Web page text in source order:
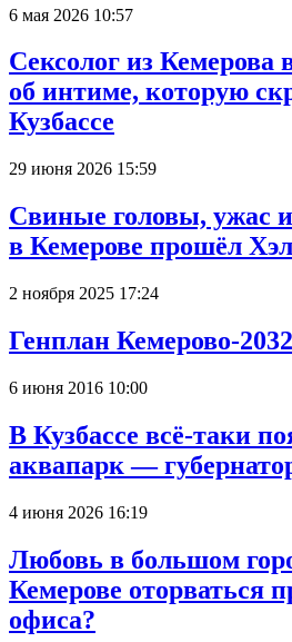
6 мая 2026 10:57
Сексолог из Кемерова
об интиме, которую
Кузбассе
29 июня 2026 15:59
Свиные головы, ужас
в Кемерове прошёл
2 ноября 2025 17:24
Генплан Кемерово-2032
6 июня 2016 10:00
В Кузбассе всё-таки
аквапарк —
4 июня 2026 16:19
Любовь в большом
Кемерове оторваться
офиса?